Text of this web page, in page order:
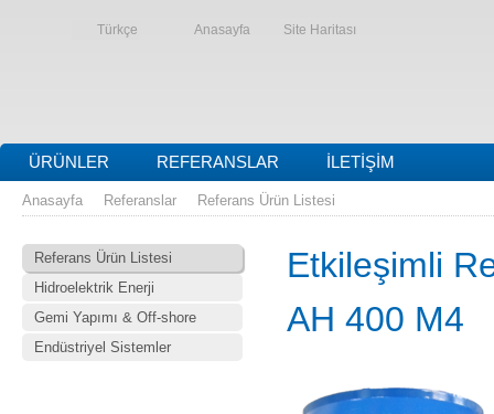
Türkçe Anasayfa Site Haritası
ÜRÜNLER REFERANSLAR İLETIŞIM
Anasayfa Referanslar Referans Ürün Listesi
Referans Ürün Listesi
Hidroelektrik Enerji
Gemi Yapımı & Off-shore
Endüstriyel Sistemler
Etkileşimli
AH 400 M4